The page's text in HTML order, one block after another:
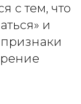
с тем, что
и
признаки